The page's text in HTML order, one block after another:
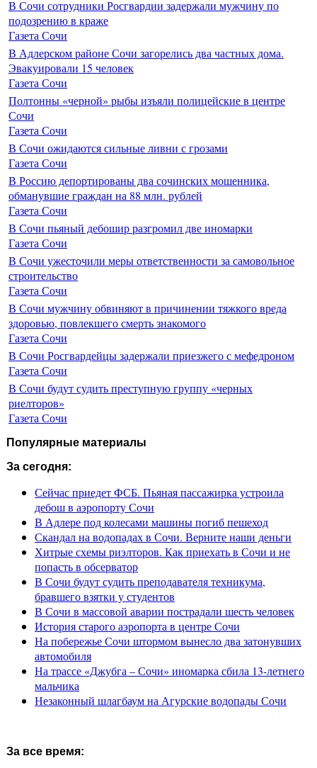
В Сочи сотрудники Росгвардии задержали мужчину по
подозрению в краже
Газета Сочи
В Адлерском районе Сочи загорелись два частных дома.
Эвакуировали 15 человек
Газета Сочи
Полтонны «черной» рыбы изъяли полицейские в центре
Сочи
Газета Сочи
В Сочи ожидаются сильные ливни с грозами
Газета Сочи
В Россию депортированы два сочинских мошенника,
обманувшие граждан на 88 млн. рублей
Газета Сочи
В Сочи пьяный дебошир разгромил две иномарки
Газета Сочи
В Сочи ужесточили меры ответственности за самовольное
строительство
Газета Сочи
В Сочи мужчину обвиняют в причинении тяжкого вреда
здоровью, повлекшего смерть знакомого
Газета Сочи
В Сочи Росгвардейцы задержали приезжего с мефедроном
Газета Сочи
В Сочи будут судить преступную группу «черных
риелторов»
Газета Сочи
Популярные материалы
За сегодня:
Сейчас приедет ФСБ. Пьяная пассажирка устроила
дебош в аэропорту Сочи
В Адлере под колесами машины погиб пешеход
Скандал на водопадах в Сочи. Верните наши деньги
Хитрые схемы риэлторов. Как приехать в Сочи и не
попасть в обсерватор
В Сочи будут судить преподавателя техникума,
бравшего взятки у студентов
В Сочи в массовой аварии пострадали шесть человек
История старого аэропорта в центре Сочи
На побережье Сочи штормом вынесло два затонувших
автомобиля
На трассе «Джубга – Сочи» иномарка сбила 13-летнего
мальчика
Незаконный шлагбаум на Агурские водопады Сочи
За все время: